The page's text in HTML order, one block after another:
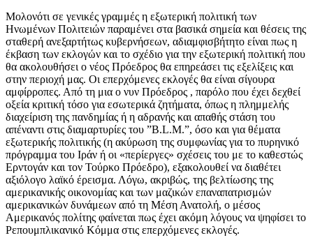
Μολονότι σε γενικές γραμμές η εξωτερική πολιτική των
Ηνωμένων Πολιτειών παραμένει στα βασικά σημεία και θέσεις της
σταθερή ανεξαρτήτως κυβερνήσεων, αδιαμφισβήτητο είναι πως η
έκβαση των εκλογών και το σχέδιο για την εξωτερική πολιτική που
θα ακολουθήσει ο νέος Πρόεδρος θα επηρεάσει τις εξελίξεις και
στην περιοχή μας. Οι επερχόμενες εκλογές θα είναι σίγουρα
αμφίρροπες. Από τη μια ο νυν Πρόεδρος , παρόλο που έχει δεχθεί
οξεία κριτική τόσο για εσωτερικά ζητήματα, όπως η πλημμελής
διαχείριση της πανδημίας ή η αδρανής και απαθής στάση του
απέναντι στις διαμαρτυρίες του ”B.L.M.”, όσο και για θέματα
εξωτερικής πολιτικής (η ακύρωση της συμφωνίας για το πυρηνικό
πρόγραμμα του Ιράν ή οι «περίεργες» σχέσεις του με το καθεστώς
Ερντογάν και τον Τούρκο Πρόεδρο), εξακολουθεί να διαθέτει
αξιόλογο λαϊκό έρεισμα. Λόγω, ακριβώς, της βελτίωσης της
αμερικανικής οικονομίας και των μαζικών επαναπατρισμών
αμερικανικών δυνάμεων από τη Μέση Ανατολή, ο μέσος
Αμερικανός πολίτης φαίνεται πως έχει ακόμη λόγους να ψηφίσει το
Ρεπουμπλικανικό Κόμμα στις επερχόμενες εκλογές.